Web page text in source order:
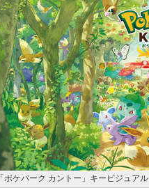
「ポケパーク カントー」キービジュアル